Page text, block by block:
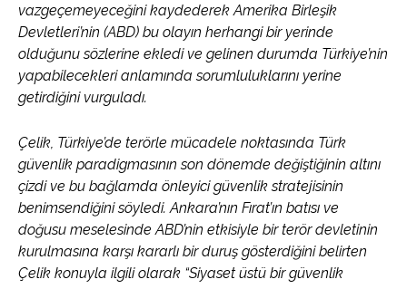
vazgeçemeyeceğini kaydederek Amerika Birleşik
Devletleri’nin (ABD) bu olayın herhangi bir yerinde
olduğunu sözlerine ekledi ve gelinen durumda Türkiye’nin
yapabilecekleri anlamında sorumluluklarını yerine
getirdiğini vurguladı.
Çelik, Türkiye’de terörle mücadele noktasında Türk
güvenlik paradigmasının son dönemde değiştiğinin altını
çizdi ve bu bağlamda önleyici güvenlik stratejisinin
benimsendiğini söyledi. Ankara’nın Fırat’ın batısı ve
doğusu meselesinde ABD’nin etkisiyle bir terör devletinin
kurulmasına karşı kararlı bir duruş gösterdiğini belirten
Çelik konuyla ilgili olarak “Siyaset üstü bir güvenlik